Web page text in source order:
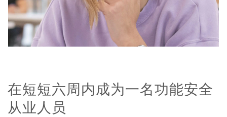
在短短六周内成为一名功能安全
从业人员